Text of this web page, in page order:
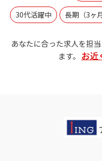
30代活躍中 長期（3ヶ
あなたに合った求人を担
ます。 お近